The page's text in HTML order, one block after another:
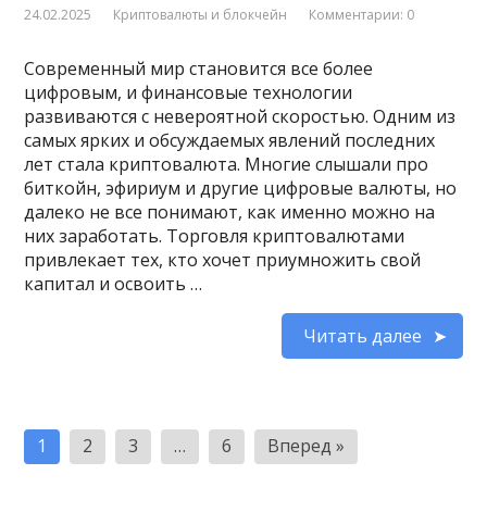
24.02.2025 Криптовалюты и блокчейн Комментарии: 0
Современный мир становится все более
цифровым, и финансовые технологии
развиваются с невероятной скоростью. Одним из
самых ярких и обсуждаемых явлений последних
лет стала криптовалюта. Многие слышали про
биткойн, эфириум и другие цифровые валюты, но
далеко не все понимают, как именно можно на
них заработать. Торговля криптовалютами
привлекает тех, кто хочет приумножить свой
капитал и освоить …
Читать далее
Пагинация
записей
1 2 3 … 6 Вперед »